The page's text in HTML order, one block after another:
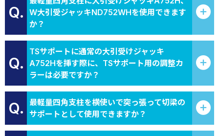
Q.
W大引受ジャッキND752WHを使用できます
か？
Q.
TSサポートに通常の大引受けジャッキ
A752Hを挿す際に、TSサポート用の調整カ
ラーは必要ですか？
Q.
最軽量四角支柱を横使いで突っ張って切梁の
サポートとして使用できますか？